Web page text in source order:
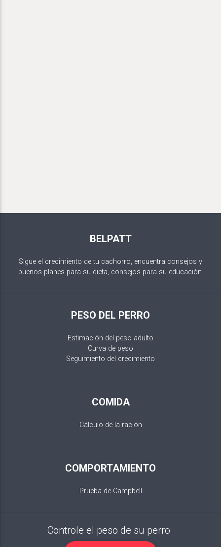
BELPATT
Sigue el crecimiento de tu cachorro, encuentra consejos y
buenos planes para su dieta, consejos para su educación.
PESO DEL PERRO
Estimación del peso adulto
Curva de peso
Seguimiento del crecimiento
COMIDA
Cálculo de la ración
COMPORTAMIENTO
Prueba de Campbell
Controle el peso de su perro